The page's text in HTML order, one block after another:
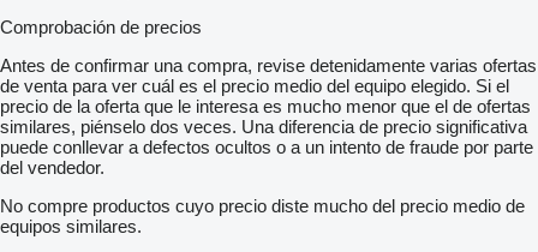
Comprobación de precios
Antes de confirmar una compra, revise detenidamente varias ofertas
de venta para ver cuál es el precio medio del equipo elegido. Si el
precio de la oferta que le interesa es mucho menor que el de ofertas
similares, piénselo dos veces. Una diferencia de precio significativa
puede conllevar a defectos ocultos o a un intento de fraude por parte
del vendedor.
No compre productos cuyo precio diste mucho del precio medio de
equipos similares.